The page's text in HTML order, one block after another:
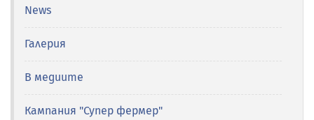
News
Галерия
В медиите
Кампания "Супер фермер"